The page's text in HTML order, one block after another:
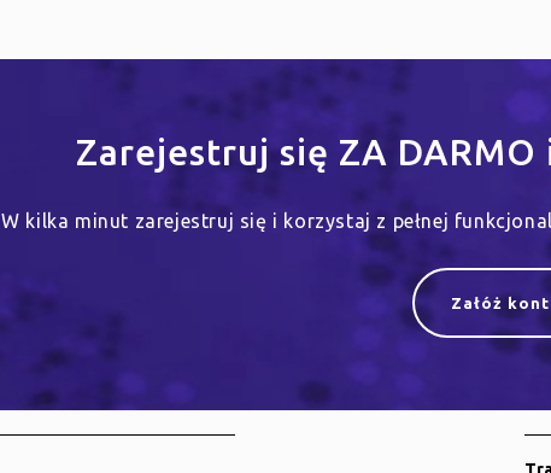
Zarejestruj się ZA DARMO
W kilka minut zarejestruj się i korzystaj z pełnej
Załóż